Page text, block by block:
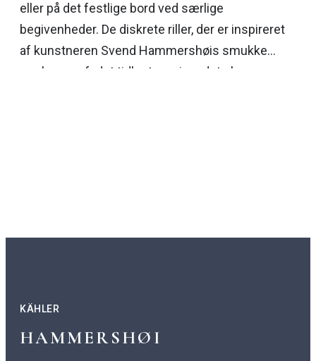
eller på det festlige bord ved særlige
begivenheder. De diskrete riller, der er inspireret
af kunstneren Svend Hammershøis smukke
værker, gør fadet tidløst og giver det elegance.
KÄHLER
HAMMERSHØI